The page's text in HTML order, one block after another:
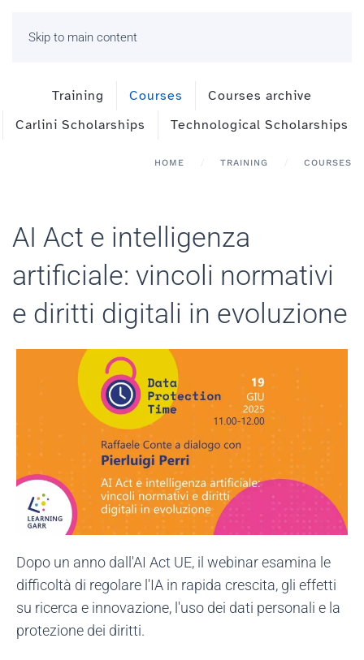
Skip to main content
Training Courses
Courses archive
Carlini Scholarships
Technological Scholarships
HOME TRAINING COURSES
AI Act e intelligenza
artificiale: vincoli normativi
e diritti digitali in evoluzione
Dopo un anno dall'AI Act UE, il webinar esamina le
difficoltà di regolare l'IA in rapida crescita, gli effetti
su ricerca e innovazione, l'uso dei dati personali e la
protezione dei diritti.